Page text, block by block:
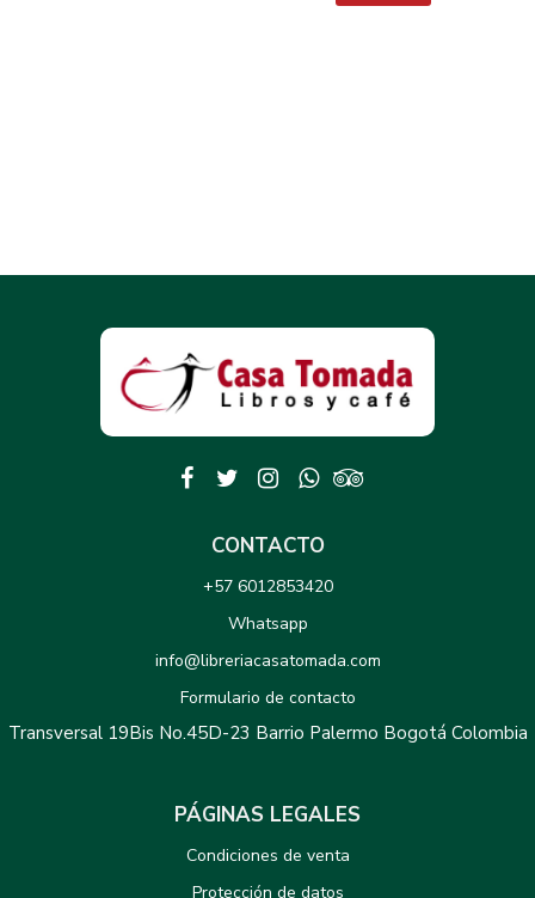
CONTACTO
+57 6012853420
Whatsapp
info@libreriacasatomada.com
Formulario de contacto
Transversal 19Bis No.45D-23 Barrio Palermo Bogotá Colombia
PÁGINAS LEGALES
Condiciones de venta
Protección de datos